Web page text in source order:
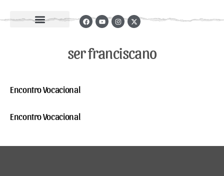
ser franciscano
Encontro Vocacional
Encontro Vocacional